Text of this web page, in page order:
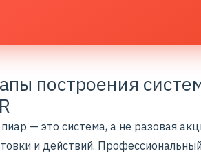
построения
— это система, а не разовая
и действий.